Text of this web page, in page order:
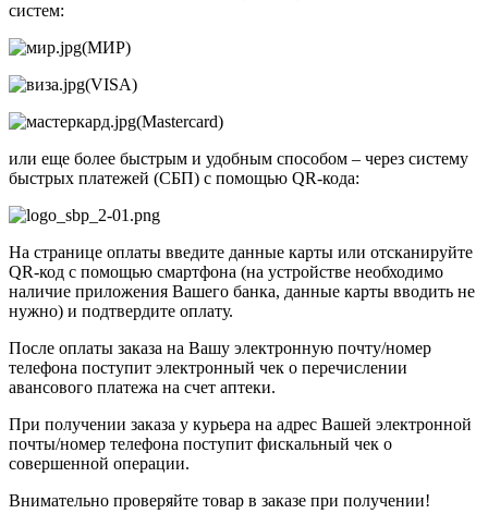
систем:
(МИР)
(VISA)
(Mastercard)
или еще более быстрым и удобным способом – через систему
быстрых платежей (СБП) с помощью QR-кода:
На странице оплаты введите данные карты или отсканируйте
QR-код с помощью смартфона (на устройстве необходимо
наличие приложения Вашего банка, данные карты вводить не
нужно) и подтвердите оплату.
После оплаты заказа на Вашу электронную почту/номер
телефона поступит электронный чек о перечислении
авансового платежа на счет аптеки.
При получении заказа у курьера на адрес Вашей электронной
почты/номер телефона поступит фискальный чек о
совершенной операции.
Внимательно проверяйте товар в заказе при получении!